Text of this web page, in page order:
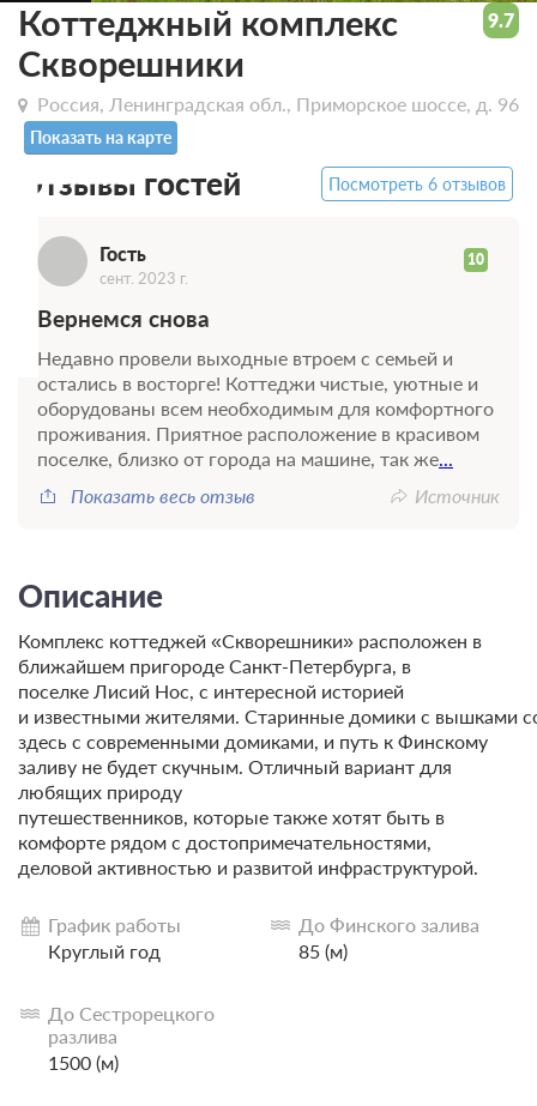
Коттеджный комплекс
Скворешники
Россия, Ленинградская обл., Приморское шоссе, д. 96
Показать на карте
9.7
Отзывы гостей Посмотреть 6 отзывов
Гость 10
сент. 2023 г.
Вернемся снова
Недавно провели выходные втроем с семьей и
остались в восторге! Коттеджи чистые, уютные и
оборудованы всем необходимым для комфортного
проживания. Приятное расположение в красивом
поселке, близко от города на машине, так же...
Показать весь отзыв
Источник
Описание
Комплекс коттеджей «Скворешники» расположен в
ближайшем пригороде Санкт-Петербурга, в
поселке Лисий Нос, с интересной историей
и известными жителями. Старинные домики с вышками
здесь с современными домиками, и путь к Финскому
заливу не будет скучным. Отличный вариант для
любящих природу
путешественников, которые также хотят быть в
комфорте рядом с достопримечательностями,
деловой активностью и развитой инфраструктурой.
График работы
Круглый год
До Финского залива
85 (м)
До Сестрорецкого
разлива
1500 (м)